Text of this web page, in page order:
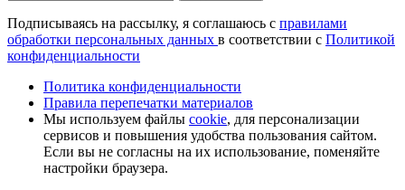
Подписываясь на рассылку, я соглашаюсь с правилами
обработки персональных данных в соответствии с Политикой
конфиденциальности
Политика конфиденциальности
Правила перепечатки материалов
Мы используем файлы cookie, для персонализации
сервисов и повышения удобства пользования сайтом.
Если вы не согласны на их использование, поменяйте
настройки браузера.